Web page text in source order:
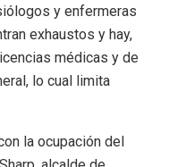
y enfermeras
exhaustos y hay,
médicas y de
lo cual limita
la ocupación del